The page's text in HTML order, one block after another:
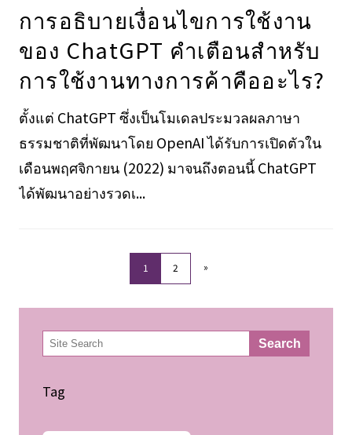
การอธิบายเงื่อนไขการใช้งาน
ของ ChatGPT คําเตือนสําหรับ
การใช้งานทางการค้าคืออะไร?
ตั้งแต่ ChatGPT ซึ่งเป็นโมเดลประมวลผลภาษา
ธรรมชาติที่พัฒนาโดย OpenAI ได้รับการเปิดตัวใน
เดือนพฤศจิกายน (2022) มาจนถึงตอนนี้ ChatGPT
ได้พัฒนาอย่างรวดเ...
1 2 »
検
索 Search
Tag